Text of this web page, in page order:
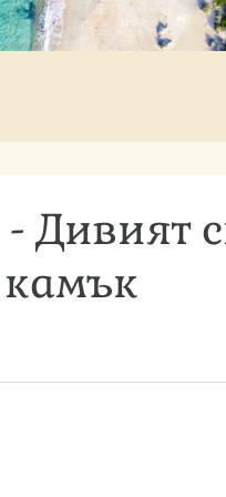
Дивият
камък